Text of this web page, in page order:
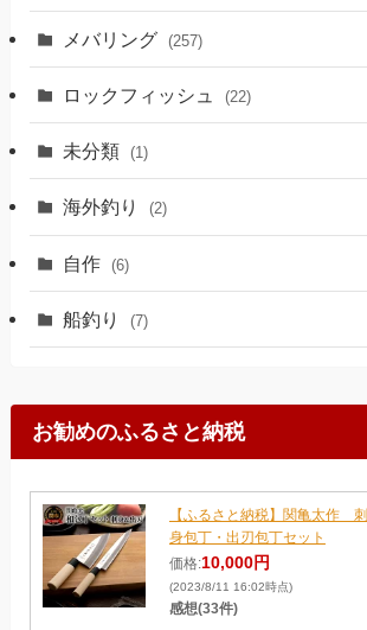
メバリング (257)
ロックフィッシュ (22)
未分類 (1)
海外釣り (2)
自作 (6)
船釣り (7)
お勧めのふるさと納税
【ふるさと納税】関亀太作 刺
身包丁・出刃包丁セット
価格:10,000円
(2023/8/11 16:02時点)
感想(33件)